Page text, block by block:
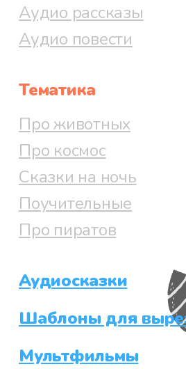
Аудио рассказы
Аудио повести
Тематика
Про животных
Про космос
Сказки на ночь
Поучительные
Про пиратов
Аудиосказки
Шаблоны для
Мультфильмы